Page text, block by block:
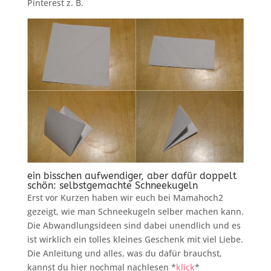
Pinterest z. B.
ein bisschen aufwendiger, aber dafür doppelt
schön: selbstgemachte Schneekugeln
Erst vor Kurzen haben wir euch bei Mamahoch2
gezeigt, wie man Schneekugeln selber machen kann.
Die Abwandlungsideen sind dabei unendlich und es
ist wirklich ein tolles kleines Geschenk mit viel Liebe.
Die Anleitung und alles, was du dafür brauchst,
kannst du hier nochmal nachlesen *klick*